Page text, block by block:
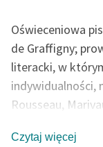
O nas
Kontakt
O projekcie
Oświeceniowa
de Graffigny;
literacki, w
indywidualności,
Rousseau,
znanych utworów
Czytaj więcej